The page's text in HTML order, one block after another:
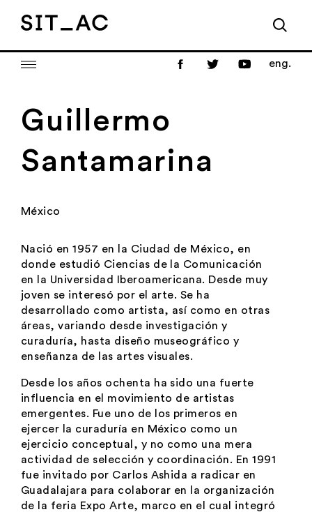
eng.
Guillermo
Santamarina
México
Nació en 1957 en la Ciudad de México, en
donde estudió Ciencias de la Comunicación
en la Universidad Iberoamericana. Desde muy
joven se interesó por el arte. Se ha
desarrollado como artista, así como en otras
áreas, variando desde investigación y
curaduría, hasta diseño museográfico y
enseñanza de las artes visuales.
Desde los años ochenta ha sido una fuerte
influencia en el movimiento de artistas
emergentes. Fue uno de los primeros en
ejercer la curaduría en México como un
ejercicio conceptual, y no como una mera
actividad de selección y coordinación. En 1991
fue invitado por Carlos Ashida a radicar en
Guadalajara para colaborar en la organización
de la feria Expo Arte, marco en el cual integró